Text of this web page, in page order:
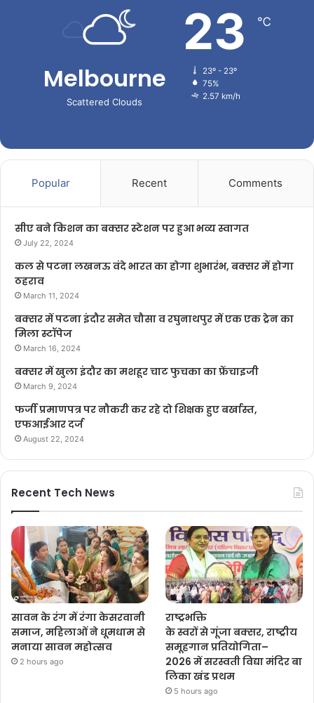
Melbourne
Scattered Clouds
23 ℃
23º - 23º
75%
2.57 km/h
Popular Recent Comments
सीए बने किशन का बक्सर स्टेशन पर हुआ भव्य स्वागत
July 22, 2024
कल से पटना लखनऊ वंदे भारत का होगा शुभारंभ, बक्सर में होगा
ठहराव
March 11, 2024
बक्सर में पटना इंदौर समेत चौसा व रघुनाथपुर में एक एक ट्रेन का
मिला स्टॉपेज
March 16, 2024
बक्सर में खुला इंदौर का मशहूर चाट फुचका का फ्रेंचाइजी
March 9, 2024
फर्जी प्रमाणपत्र पर नौकरी कर रहे दो शिक्षक हुए बर्खास्त,
एफआईआर दर्ज
August 22, 2024
Recent Tech News
सावन के रंग में रंगा केसरवानी
समाज, महिलाओं ने धूमधाम से
मनाया सावन महोत्सव
2 hours ago
राष्ट्रभक्ति
के स्वरों से गूंजा बक्सर, राष्ट्रीय
समूहगान प्रतियोगिता–
2026 में सरस्वती विद्या मंदिर बा
लिका खंड प्रथम
5 hours ago